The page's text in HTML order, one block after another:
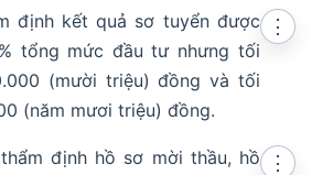
định kết quả sơ tuyển được
tổng mức đầu tư nhưng tối
(mười triệu) đồng và tối
(năm mươi triệu) đồng.
⋮
định hồ sơ mời thầu, hồ
⋮